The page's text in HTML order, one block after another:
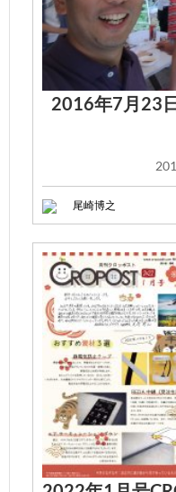
2016年7月23
尾崎博之